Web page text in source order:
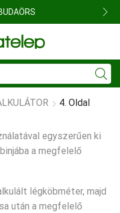
4. Oldal
egyszerűen ki
a megfelelő
légköbméter, majd
után a megfelelő